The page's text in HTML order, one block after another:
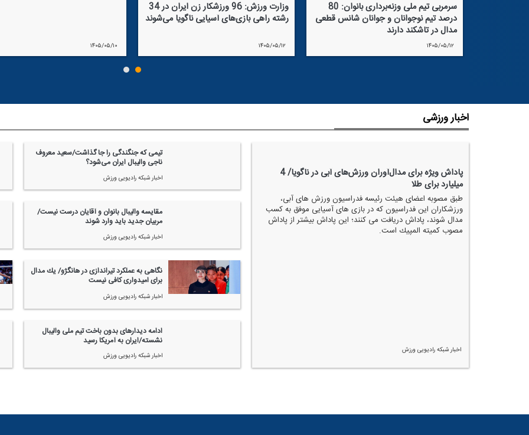
سرمربی تیم ملی وزنه‌برداری بانوان: 80
درصد تیم نوجوانان و جوانان شانس قطعی
مدال در تاشكند دارند
۱۴۰۵/۰۵/۱۲
وزارت ورزش: 96 ورزشكار زن ایران در 34
رشته راهی بازی‌های آسیایی ناگویا می‌شوند
۱۴۰۵/۰۵/۱۲ ۱۴۰۵/۰۵/۱۰
اخبار ورزشی
پاداش ویژه برای مدال‌آوران ورزش‌های آبی در ناگویا/ 4
میلیارد برای طلا
طبق مصوبه اعضای هیئت رئیسه فدراسیون ورزش های آبی،
ورزشكاران این فدراسیون كه در بازی های آسیایی موفق به كسب
مدال شوند، پاداش دریافت می كنند؛ این پاداش بیشتر از پاداش
مصوب كمیته المپیك است.
اخبار شبكه رادیویی ورزش
تیمی كه جنگندگی را جا گذاشت/سعید معروف
ناجی والیبال ایران می‌شود؟
اخبار شبكه رادیویی ورزش
مقایسه والیبال بانوان و آقایان درست نیست/
مربیان جدید باید وارد شوند
اخبار شبكه رادیویی ورزش
نگاهی به عملكرد تیراندازی در هانگژو/ یك مدال
برای امیدواری كافی نیست
اخبار شبكه رادیویی ورزش
ادامه دیدارهای بدون باخت تیم ملی والیبال
نشسته/ایران به آمریكا رسید
اخبار شبكه رادیویی ورزش